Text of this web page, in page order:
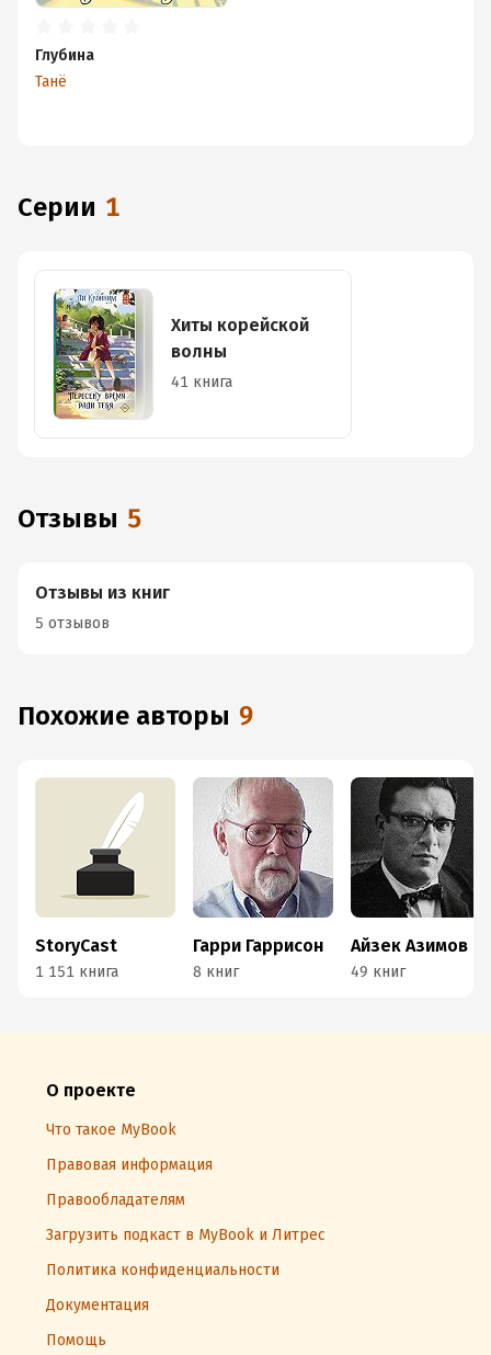
Глубина
Танё
Серии 1
Хиты корейской
волны
41 книга
Отзывы 5
Отзывы из книг
5 отзывов
Похожие авторы 9
StoryCast
1 151 книга
Гарри Гаррисон
8 книг
Айзек Азимов
49 книг
О проекте
Что такое MyBook
Правовая информация
Правообладателям
Загрузить подкаст в MyBook и Литрес
Политика конфиденциальности
Документация
Помощь